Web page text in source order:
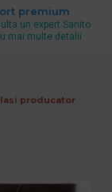
premium
un expert Sanito
mai multe detalii
producator